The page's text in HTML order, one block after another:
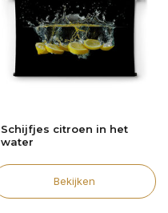
Schijfjes citroen in het
water
Bekijken